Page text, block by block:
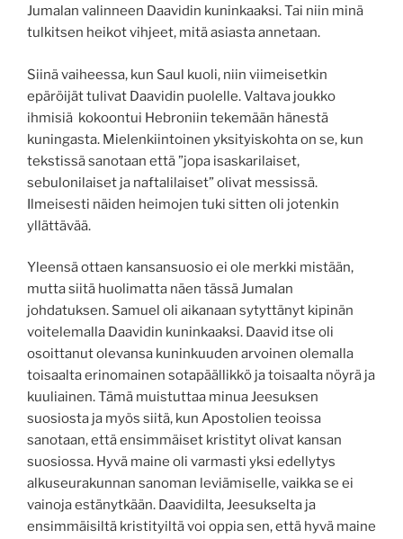
Jumalan valinneen Daavidin kuninkaaksi. Tai niin minä
tulkitsen heikot vihjeet, mitä asiasta annetaan.
Siinä vaiheessa, kun Saul kuoli, niin viimeisetkin
epäröijät tulivat Daavidin puolelle. Valtava joukko
ihmisiä kokoontui Hebroniin tekemään hänestä
kuningasta. Mielenkiintoinen yksityiskohta on se, kun
tekstissä sanotaan että ”jopa isaskarilaiset,
sebulonilaiset ja naftalilaiset” olivat messissä.
Ilmeisesti näiden heimojen tuki sitten oli jotenkin
yllättävää.
Yleensä ottaen kansansuosio ei ole merkki mistään,
mutta siitä huolimatta näen tässä Jumalan
johdatuksen. Samuel oli aikanaan sytyttänyt kipinän
voitelemalla Daavidin kuninkaaksi. Daavid itse oli
osoittanut olevansa kuninkuuden arvoinen olemalla
toisaalta erinomainen sotapäällikkö ja toisaalta nöyrä ja
kuuliainen. Tämä muistuttaa minua Jeesuksen
suosiosta ja myös siitä, kun Apostolien teoissa
sanotaan, että ensimmäiset kristityt olivat kansan
suosiossa. Hyvä maine oli varmasti yksi edellytys
alkuseurakunnan sanoman leviämiselle, vaikka se ei
vainoja estänytkään. Daavidilta, Jeesukselta ja
ensimmäisiltä kristityiltä voi oppia sen, että hyvä maine